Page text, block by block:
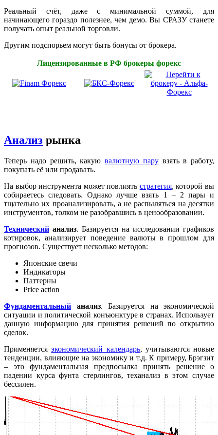
Реальный счёт, даже с минимальной суммой, для
начинающего гораздо полезнее, чем демо. Вы СРАЗУ станете
получать опыт реальной торговли.
Другим подспорьем могут быть бонусы от брокера.
Лицензированные в РФ брокеры форекс
Анализ рынка
Теперь надо решить, какую валютную парувзять в работу,
покупать её или продавать.
На выбор инструмента может повлиять стратегия, которой вы
собираетесь следовать. Однако лучше взять 1 – 2 пары и
тщательно их проанализировать, а не распыляться на десятки
инструментов, толком не разобравшись в ценообразовании.
Технический анализ. Базируется на исследовании графиков
котировок, анализирует поведение валюты в прошлом для
прогнозов. Существует несколько методов:
Японские свечи
Индикаторы
Паттерны
Price action
Фундаментальный анализ. Базируется на экономической
ситуации и политической конъюнктуре в странах. Использует
данную информацию для принятия решений по открытию
сделок.
Применяетсяэкономический календарь, учитываются новые
тенденции, влияющие на экономику и т.д. К примеру, Брэгзит
– это фундаментальная предпосылка принять решение о
падении курса фунта стерлингов, теханализ в этом случае
бессилен.